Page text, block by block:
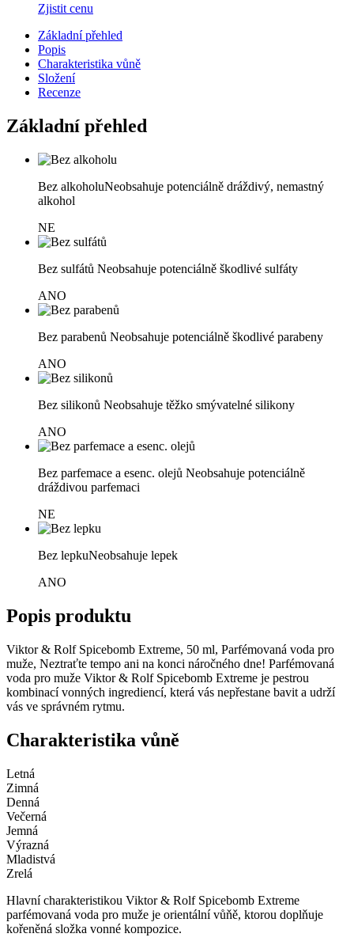
Zjistit cenu
Základní přehled
Popis
Charakteristika vůně
Složení
Recenze
Základní přehled
Bez alkoholuNeobsahuje potenciálně dráždivý, nemastný
alkohol
NE
Bez sulfátů Neobsahuje potenciálně škodlivé sulfáty
ANO
Bez parabenů Neobsahuje potenciálně škodlivé parabeny
ANO
Bez silikonů Neobsahuje těžko smývatelné silikony
ANO
Bez parfemace a esenc. olejů Neobsahuje potenciálně
dráždivou parfemaci
NE
Bez lepkuNeobsahuje lepek
ANO
Popis produktu
Viktor & Rolf Spicebomb Extreme, 50 ml, Parfémovaná voda pro
muže, Neztraťte tempo ani na konci náročného dne! Parfémovaná
voda pro muže Viktor & Rolf Spicebomb Extreme je pestrou
kombinací vonných ingrediencí, která vás nepřestane bavit a udrží
vás ve správném rytmu.
Charakteristika vůně
Letná
Zimná
Denná
Večerná
Jemná
Výrazná
Mladistvá
Zrelá
Hlavní charakteristikou Viktor & Rolf Spicebomb Extreme
parfémovaná voda pro muže je orientální vůňě, ktorou doplňuje
kořeněná složka vonné kompozice.